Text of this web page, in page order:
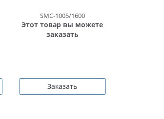
SMC-1005/1600
Этот товар вы можете
заказать
Заказать